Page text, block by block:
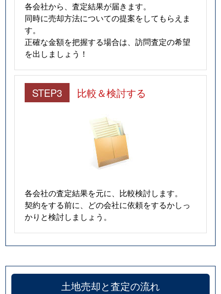
各会社から、査定結果が届きます。
同時に売却方法についての提案をしてもらえま
す。
正確な金額を把握する場合は、訪問査定の希望
を出しましょう！
STEP3 比較＆検討する
各会社の査定結果を元に、比較検討します。
契約をする前に、どの会社に依頼をするかしっ
かりと検討しましょう。
土地売却と査定の流れ